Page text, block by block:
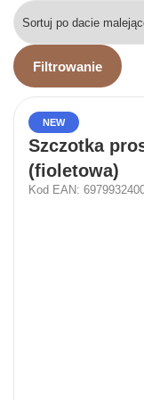
Filtrowanie
NEW
Szczotka
(fioletowa)
Kod EAN: